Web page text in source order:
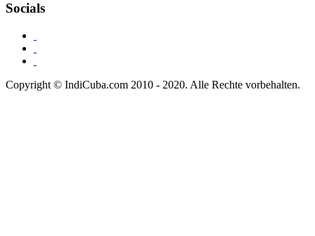
Socials
Copyright © IndiCuba.com 2010 - 2020. Alle Rechte vorbehalten.